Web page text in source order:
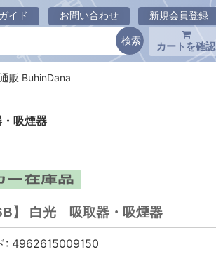
イド お問い合わせ 新規会員登録
カートを確認
吸煙器
販 BuhinDana
】 白光 吸取器・吸煙器
: 4962615009150